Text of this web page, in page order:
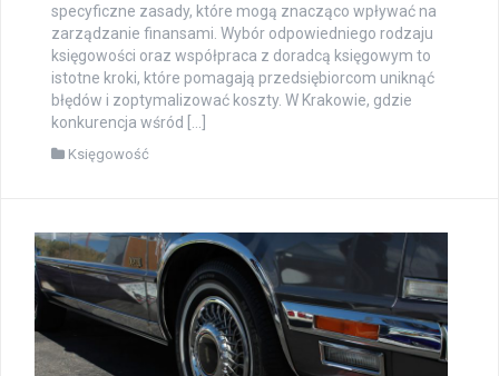
specyficzne zasady, które mogą znacząco wpływać na
zarządzanie finansami. Wybór odpowiedniego rodzaju
księgowości oraz współpraca z doradcą księgowym to
istotne kroki, które pomagają przedsiębiorcom uniknąć
błędów i zoptymalizować koszty. W Krakowie, gdzie
konkurencja wśród […]
Księgowość